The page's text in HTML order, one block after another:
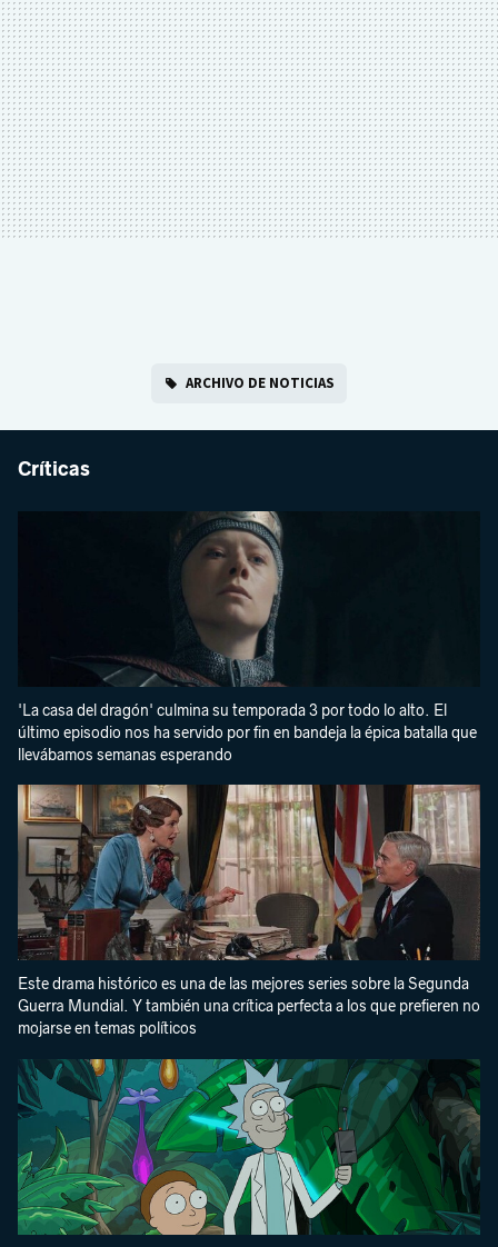
ARCHIVO DE NOTICIAS
Críticas
'La casa del dragón' culmina su temporada 3 por todo lo alto. El
último episodio nos ha servido por fin en bandeja la épica batalla que
llevábamos semanas esperando
Este drama histórico es una de las mejores series sobre la Segunda
Guerra Mundial. Y también una crítica perfecta a los que prefieren no
mojarse en temas políticos